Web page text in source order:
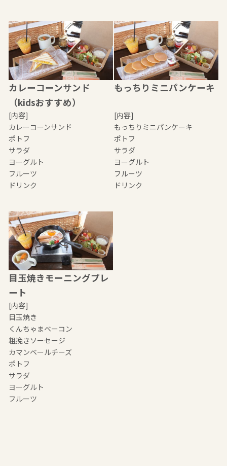
カレーコーンサンド
（kidsおすすめ）
[内容]
カレーコーンサンド
ポトフ
サラダ
ヨーグルト
フルーツ
ドリンク
もっちりミニパンケーキ
[内容]
もっちりミニパンケーキ
ポトフ
サラダ
ヨーグルト
フルーツ
ドリンク
目玉焼きモーニングプレ
ート
[内容]
目玉焼き
くんちゃまベーコン
粗挽きソーセージ
カマンベールチーズ
ポトフ
サラダ
ヨーグルト
フルーツ